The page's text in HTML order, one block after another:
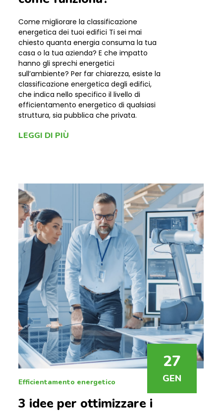
Come migliorare la classificazione
energetica dei tuoi edifici Ti sei mai
chiesto quanta energia consuma la tua
casa o la tua azienda? E che impatto
hanno gli sprechi energetici
sull’ambiente? Per far chiarezza, esiste la
classificazione energetica degli edifici,
che indica nello specifico il livello di
efficientamento energetico di qualsiasi
struttura, sia pubblica che privata.
LEGGI DI PIÙ
27
GEN
Efficientamento energetico
3 idee per ottimizzare i